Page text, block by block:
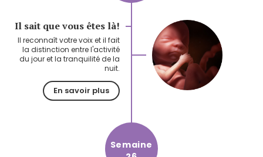
Il sait que vous êtes là!
Il reconnaît votre voix et il fait
la distinction entre l'activité
du jour et la tranquilité de la
nuit.
En savoir plus
Semaine